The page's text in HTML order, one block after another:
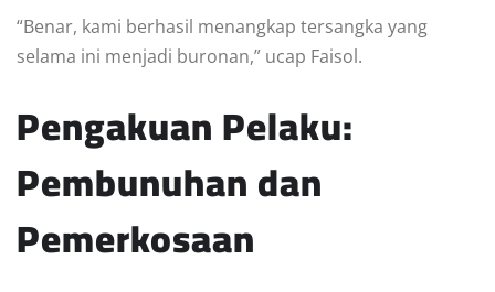
“Benar, kami berhasil menangkap tersangka yang
selama ini menjadi buronan,” ucap Faisol.
Pengakuan Pelaku:
Pembunuhan dan
Pemerkosaan